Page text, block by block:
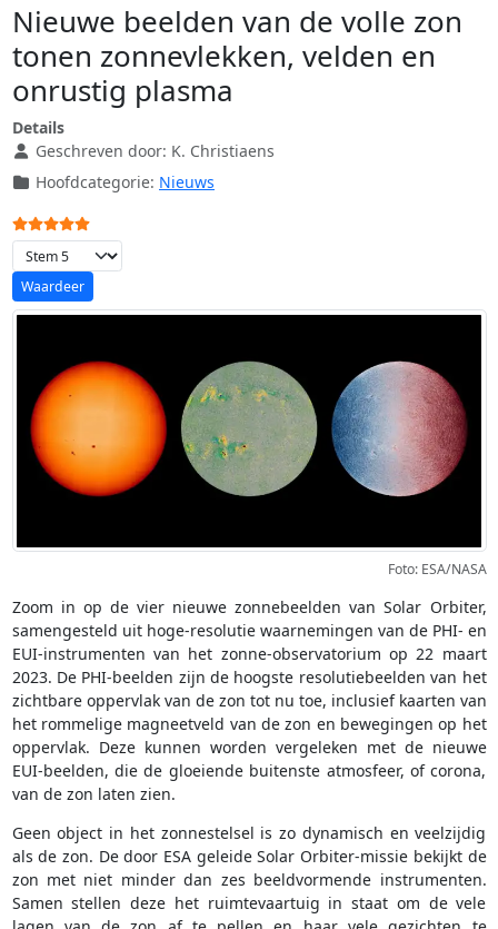
Nieuwe beelden van de volle zon
tonen zonnevlekken, velden en
onrustig plasma
Details
Geschreven door: K. Christiaens
Hoofdcategorie: Nieuws
Gebruikerswaardering:
Voeg waardering toe
Foto: ESA/NASA
Zoom in op de vier nieuwe zonnebeelden van Solar Orbiter,
samengesteld uit hoge-resolutie waarnemingen van de PHI- en
EUI-instrumenten van het zonne-observatorium op 22 maart
2023. De PHI-beelden zijn de hoogste resolutiebeelden van het
zichtbare oppervlak van de zon tot nu toe, inclusief kaarten van
het rommelige magneetveld van de zon en bewegingen op het
oppervlak. Deze kunnen worden vergeleken met de nieuwe
EUI-beelden, die de gloeiende buitenste atmosfeer, of corona,
van de zon laten zien.
Geen object in het zonnestelsel is zo dynamisch en veelzijdig
als de zon. De door ESA geleide Solar Orbiter-missie bekijkt de
zon met niet minder dan zes beeldvormende instrumenten.
Samen stellen deze het ruimtevaartuig in staat om de vele